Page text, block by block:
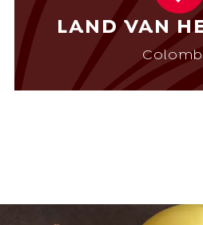
LAND VAN